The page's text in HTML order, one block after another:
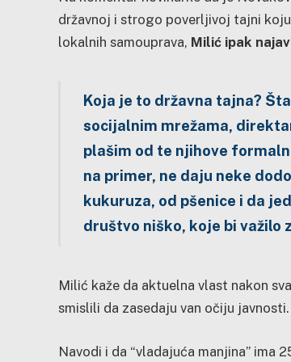
državnoj i strogo poverljivoj tajni
lokalnih samouprava, Milić ipak
Koja je to državna tajna?
socijalnim mrežama,
plašim od te njihove
na primer, ne daju neke
kukuruza, od pšenice i da
društvo niško, koje bi važilo
Milić kaže da aktuelna vlast nakon
smislili da zasedaju van očiju javnosti.
Navodi i da “vladajuća manjina” ima